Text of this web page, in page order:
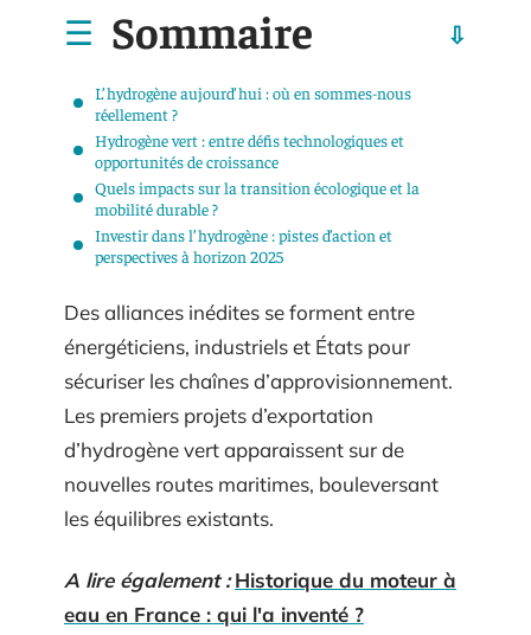
Sommaire
L’hydrogène aujourd’hui : où en sommes-nous
réellement ?
Hydrogène vert : entre défis technologiques et
opportunités de croissance
Quels impacts sur la transition écologique et la
mobilité durable ?
Investir dans l’hydrogène : pistes d’action et
perspectives à horizon 2025
Des alliances inédites se forment entre
énergéticiens, industriels et États pour
sécuriser les chaînes d’approvisionnement.
Les premiers projets d’exportation
d’hydrogène vert apparaissent sur de
nouvelles routes maritimes, bouleversant
les équilibres existants.
A lire également : Historique du moteur à
eau en France : qui l'a inventé ?